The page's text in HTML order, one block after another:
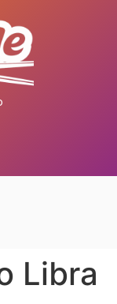
Libra